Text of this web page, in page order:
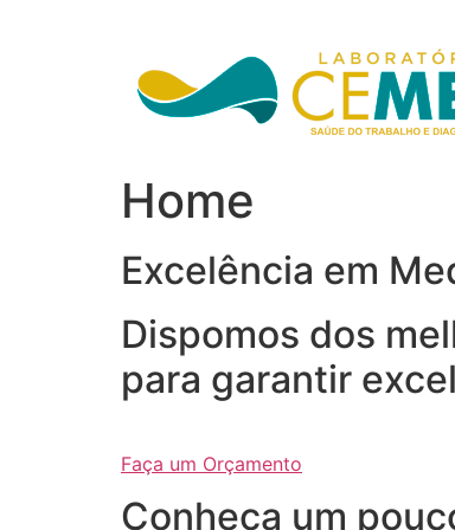
Home
Excelência em
Dispomos dos
para garantir
Faça um Orçamento
Conheça um